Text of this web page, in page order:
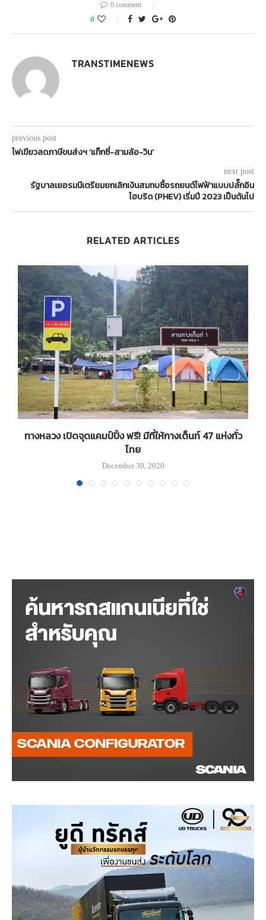
0 comment
0
TRANSTIMENEWS
previous post
ไฟเขียวลดภาษีขนส่งฯ ‘แท็กซี่-สามล้อ-วิน’
next post
รัฐบาลเยอรมนีเตรียมยกเลิกเงินสมทบซื้อรถยนต์ไฟฟ้าแบบปลั๊กอิน
ไฮบริด (PHEV) เริ่มปี 2023 เป็นต้นไป
RELATED ARTICLES
ทางหลวง เปิดจุดแคมป์ปิ้ง ฟรี! มีที่ให้กางเต็นท์ 47 แห่งทั่ว
ไทย
December 30, 2020